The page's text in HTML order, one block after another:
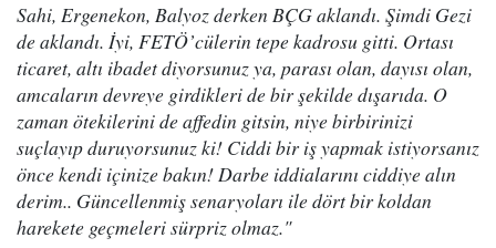
Sahi, Ergenekon, Balyoz derken BÇG aklandı. Şimdi Gezi
de aklandı. İyi, FETÖ’cülerin tepe kadrosu gitti. Ortası
ticaret, altı ibadet diyorsunuz ya, parası olan, dayısı olan,
amcaların devreye girdikleri de bir şekilde dışarıda. O
zaman ötekilerini de affedin gitsin, niye birbirinizi
suçlayıp duruyorsunuz ki! Ciddi bir iş yapmak istiyorsanız
önce kendi içinize bakın! Darbe iddialarını ciddiye alın
derim.. Güncellenmiş senaryoları ile dört bir koldan
harekete geçmeleri sürpriz olmaz."